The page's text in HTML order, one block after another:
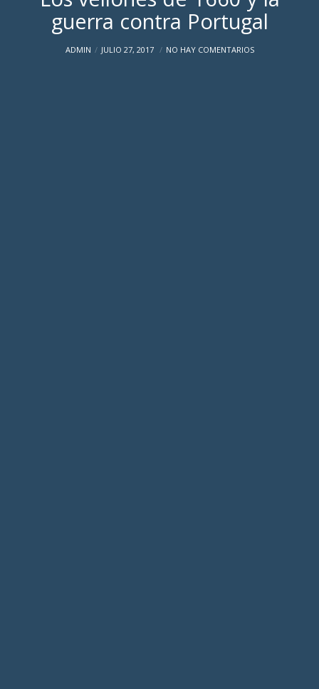
guerra contra Portugal
ADMIN JULIO 27, 2017 NO HAY COMENTARIOS